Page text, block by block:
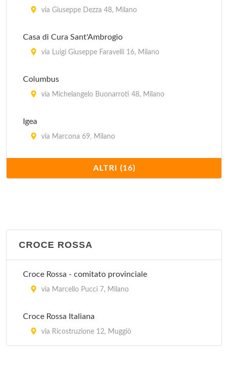
via Giuseppe Dezza 48, Milano
Casa di Cura Sant'Ambrogio
via Luigi Giuseppe Faravelli 16, Milano
Columbus
via Michelangelo Buonarroti 48, Milano
Igea
via Marcona 69, Milano
Istituto Clinico Humanitas
via Alessandro Manzoni 56, Rozzano
La Madonnina (clinica polispecialistica)
San Babila Day Hospital
San Camillo
via Mauro Macchi 5, Milano
ALTRI (16)
CROCE ROSSA
Croce Rossa - comitato provinciale
via Marcello Pucci 7, Milano
Croce Rossa Italiana
via Ricostruzione 12, Muggiò